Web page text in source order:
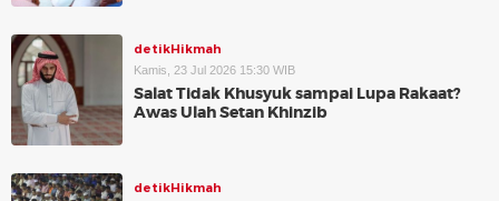
detikHikmah
Kamis, 23 Jul 2026 15:30 WIB
Salat Tidak Khusyuk sampai Lupa Rakaat?
Awas Ulah Setan Khinzib
detikHikmah